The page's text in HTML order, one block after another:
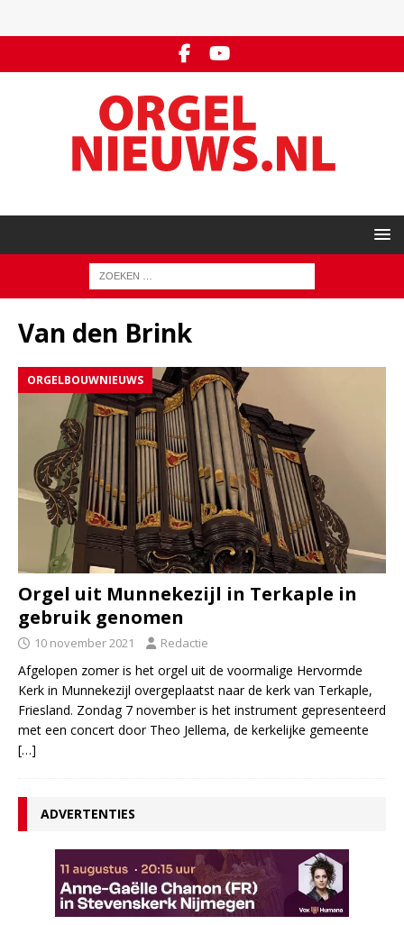
Van den Brink
ORGELBOUWNIEUWS
Orgel uit Munnekezijl in Terkaple in
gebruik genomen
10 november 2021 Redactie
Afgelopen zomer is het orgel uit de voormalige Hervormde
Kerk in Munnekezijl overgeplaatst naar de kerk van Terkaple,
Friesland. Zondag 7 november is het instrument gepresenteerd
met een concert door Theo Jellema, de kerkelijke gemeente
[…]
ADVERTENTIES